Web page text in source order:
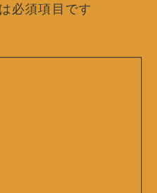
必須項目です